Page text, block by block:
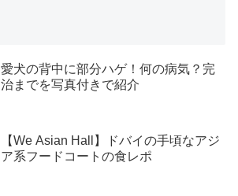
愛犬の背中に部分ハゲ！何の病気？完
治までを写真付きで紹介
【We Asian Hall】ドバイの手頃なアジ
ア系フードコートの食レポ